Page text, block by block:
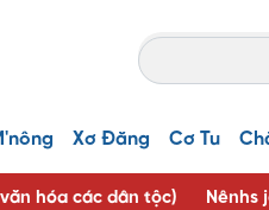
Xơ Đăng Cơ Tu
hóa các dân tộc) Nênhs